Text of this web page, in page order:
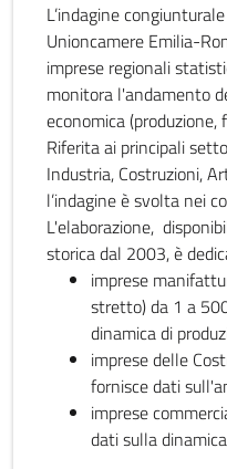
L’indagine
Unioncamere Emilia-
imprese regionali
monitora l'andamento
economica
Riferita ai principali
Industria, Costruzioni,
l’indagine è svolta nei
L'elaborazione,
storica dal 2003, è
imprese
stretto) da 1 a
dinamica di
imprese delle
fornisce dati
imprese
dati sulla